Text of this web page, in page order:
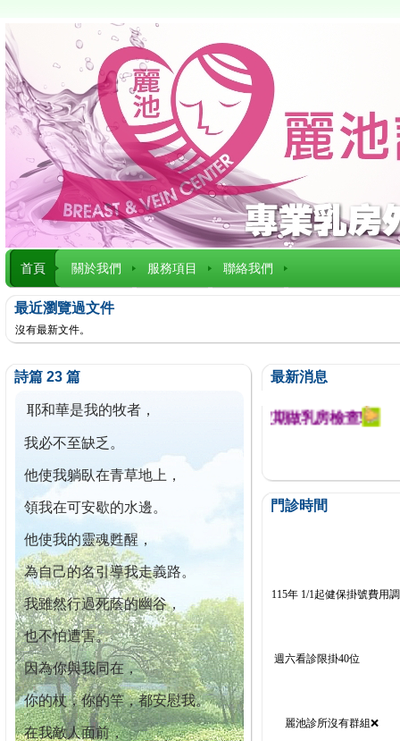
首頁 關於我們 服務項目 聯絡我們
最近瀏覽過文件
沒有最新文件。
詩篇 23 篇
耶和華是我的牧者，
我必不至缺乏。
他使我躺臥在青草地上，
領我在可安歇的水邊。
他使我的靈魂甦醒，
為自己的名引導我走義路。
我雖然行過死蔭的幽谷，
也不怕遭害。
因為你與我同在，
你的杖，你的竿，都安慰我。
在我敵人面前，
最新消息
今已篩檢出1700位乳癌患者,提醒您定期做乳房檢查!
門診時間
115年 1/1起健保掛號費用
週六看診限掛40位
麗池診所沒有群組❌